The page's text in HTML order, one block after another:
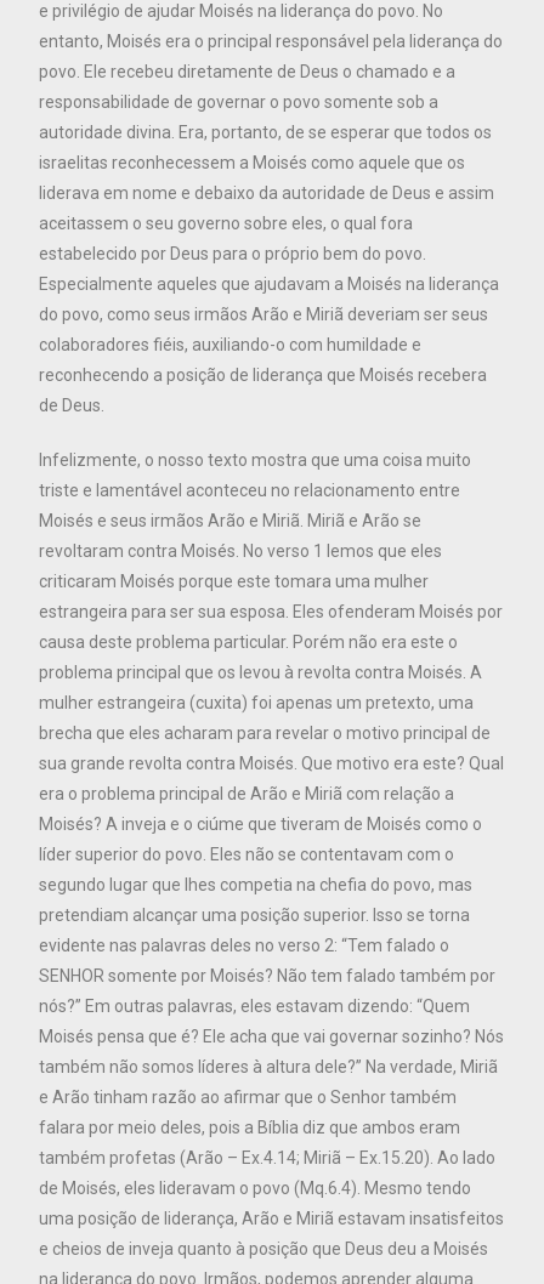
e privilégio de ajudar Moisés na liderança do povo. No
entanto, Moisés era o principal responsável pela liderança do
povo. Ele recebeu diretamente de Deus o chamado e a
responsabilidade de governar o povo somente sob a
autoridade divina. Era, portanto, de se esperar que todos os
israelitas reconhecessem a Moisés como aquele que os
liderava em nome e debaixo da autoridade de Deus e assim
aceitassem o seu governo sobre eles, o qual fora
estabelecido por Deus para o próprio bem do povo.
Especialmente aqueles que ajudavam a Moisés na liderança
do povo, como seus irmãos Arão e Miriã deveriam ser seus
colaboradores fiéis, auxiliando-o com humildade e
reconhecendo a posição de liderança que Moisés recebera
de Deus.
Infelizmente, o nosso texto mostra que uma coisa muito
triste e lamentável aconteceu no relacionamento entre
Moisés e seus irmãos Arão e Miriã. Miriã e Arão se
revoltaram contra Moisés. No verso 1 lemos que eles
criticaram Moisés porque este tomara uma mulher
estrangeira para ser sua esposa. Eles ofenderam Moisés por
causa deste problema particular. Porém não era este o
problema principal que os levou à revolta contra Moisés. A
mulher estrangeira (cuxita) foi apenas um pretexto, uma
brecha que eles acharam para revelar o motivo principal de
sua grande revolta contra Moisés. Que motivo era este? Qual
era o problema principal de Arão e Miriã com relação a
Moisés? A inveja e o ciúme que tiveram de Moisés como o
líder superior do povo. Eles não se contentavam com o
segundo lugar que lhes competia na chefia do povo, mas
pretendiam alcançar uma posição superior. Isso se torna
evidente nas palavras deles no verso 2: “Tem falado o
SENHOR somente por Moisés? Não tem falado também por
nós?” Em outras palavras, eles estavam dizendo: “Quem
Moisés pensa que é? Ele acha que vai governar sozinho? Nós
também não somos líderes à altura dele?” Na verdade, Miriã
e Arão tinham razão ao afirmar que o Senhor também
falara por meio deles, pois a Bíblia diz que ambos eram
também profetas (Arão – Ex.4.14; Miriã – Ex.15.20). Ao lado
de Moisés, eles lideravam o povo (Mq.6.4). Mesmo tendo
uma posição de liderança, Arão e Miriã estavam insatisfeitos
e cheios de inveja quanto à posição que Deus deu a Moisés
na liderança do povo. Irmãos, podemos aprender alguma